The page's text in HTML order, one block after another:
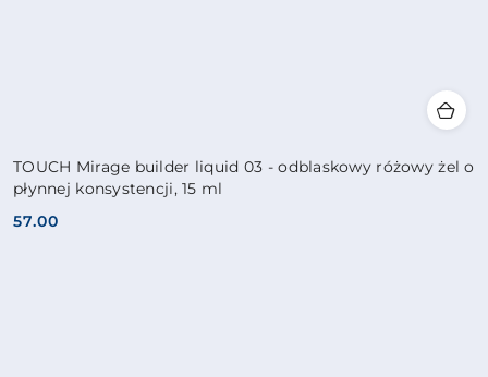
TOUCH Mirage builder liquid 03 - odblaskowy różowy żel o
płynnej konsystencji, 15 ml
Cena:
57.00